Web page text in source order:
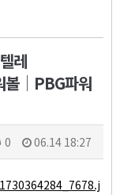
레
볼│PBG파워
0 06.14 18:27